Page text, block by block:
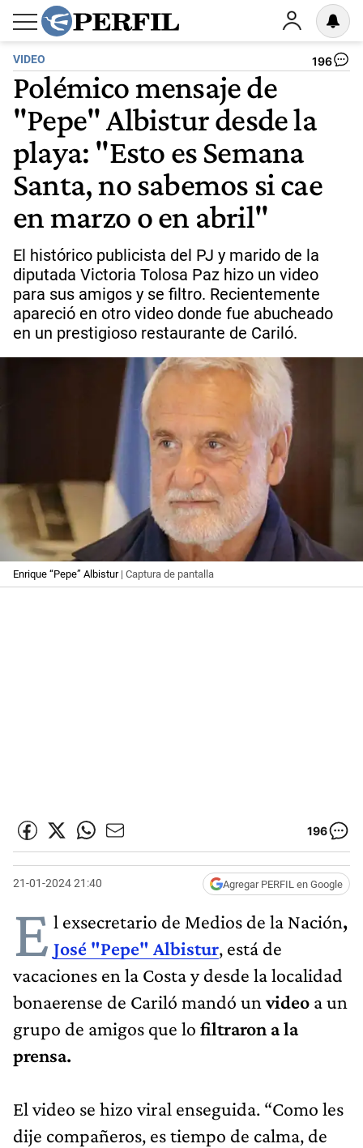
VIDEO 196
Polémico mensaje de
"Pepe" Albistur desde la
playa: "Esto es Semana
Santa, no sabemos si cae
en marzo o en abril"
El histórico publicista del PJ y marido de la
diputada Victoria Tolosa Paz hizo un video
para sus amigos y se filtro. Recientemente
apareció en otro video donde fue abucheado
en un prestigioso restaurante de Cariló.
Enrique “Pepe” Albistur| Captura de pantalla
196
21-01-2024 21:40 Agregar PERFIL en Google
E l exsecretario de Medios de la Nación,
José "Pepe" Albistur, está de
vacaciones en la Costa y desde la localidad
bonaerense de Cariló mandó unvideo a un
grupo de amigos que lo filtraron a la
prensa.
El video se hizo viral enseguida. “Como les
dije compañeros, es tiempo de calma, de